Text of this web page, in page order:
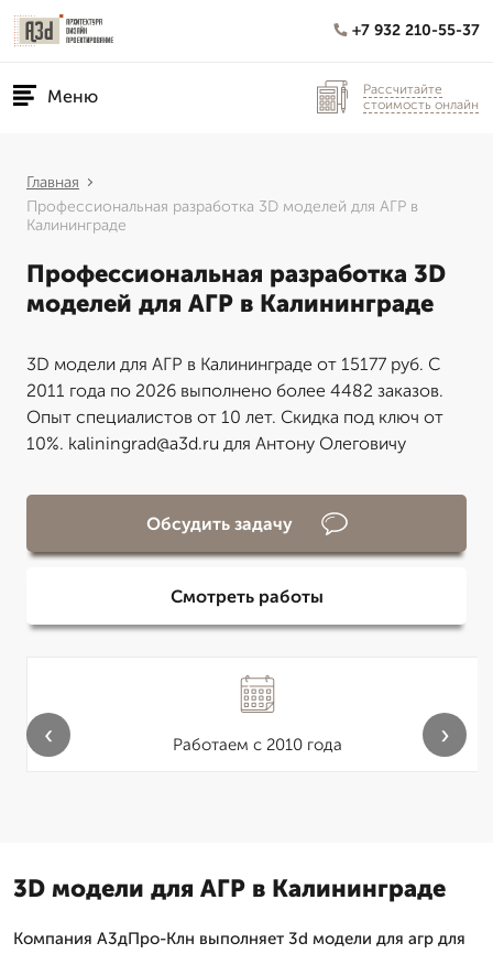
+7 932 210-55-37
Меню
Рассчитайте
стоимость онлайн
Главная
Профессиональная разработка 3D моделей для АГР в
Калининграде
Профессиональная разработка 3D
моделей для АГР в Калининграде
3D модели для АГР в Калининграде от 15177 руб. С
2011 года по 2026 выполнено более 4482 заказов.
Опыт специалистов от 10 лет. Скидка под ключ от
10%. kaliningrad@a3d.ru для Антону Олеговичу
Обсудить задачу
Смотреть работы
Работаем с 2010 года
‹ ›
3D модели для АГР в Калининграде
Компания А3дПро-Клн выполняет 3d модели для агр для